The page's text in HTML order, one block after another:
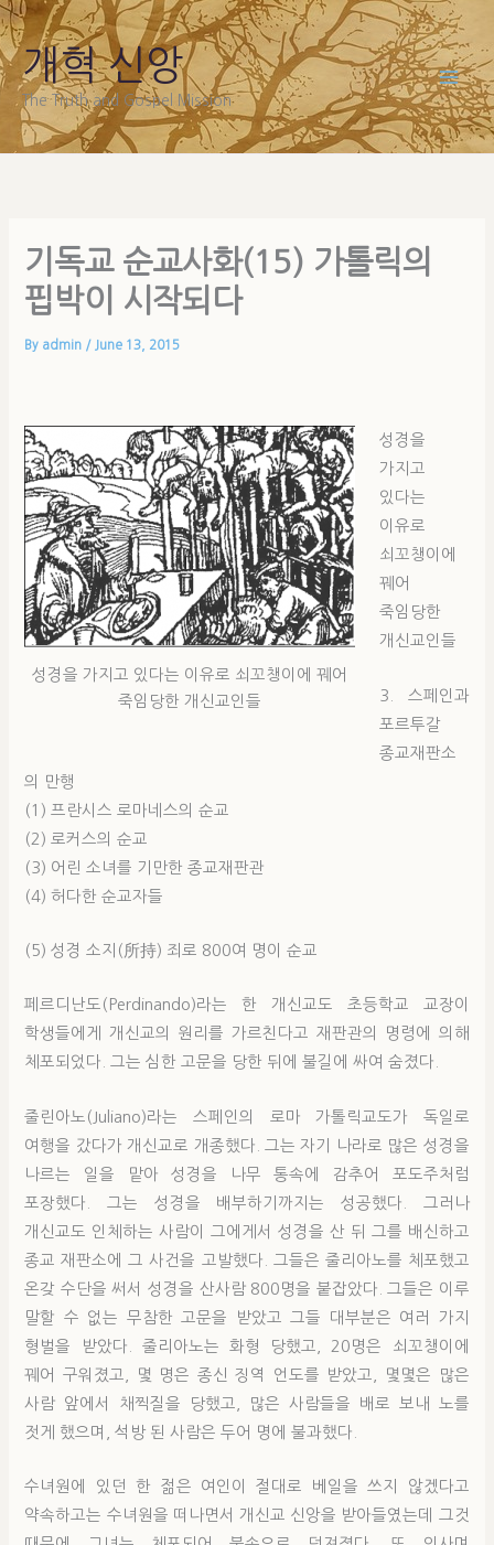
Skip
to
content
개혁 신앙
The Truth and Gospel Mission
기독교 순교사화(15) 가톨릭의
핍박이 시작되다
By admin / June 13, 2015
성경을 가지고 있다는 이유로 쇠꼬챙이에 꿰어
죽임당한 개신교인들
성경을
가지고
있다는
이유로
쇠꼬챙이에
꿰어
죽임당한
개신교인들
3. 스페인과
포르투갈
종교재판소
의 만행
(1) 프란시스 로마네스의 순교
(2) 로커스의 순교
(3) 어린 소녀를 기만한 종교재판관
(4) 허다한 순교자들
(5) 성경 소지(所持) 죄로 800여 명이 순교
페르디난도(Perdinando)라는 한 개신교도 초등학교 교장이
학생들에게 개신교의 원리를 가르친다고 재판관의 명령에 의해
체포되었다. 그는 심한 고문을 당한 뒤에 불길에 싸여 숨졌다.
줄린아노(Juliano)라는 스페인의 로마 가톨릭교도가 독일로
여행을 갔다가 개신교로 개종했다. 그는 자기 나라로 많은 성경을
나르는 일을 맡아 성경을 나무 통속에 감추어 포도주처럼
포장했다. 그는 성경을 배부하기까지는 성공했다. 그러나
개신교도 인체하는 사람이 그에게서 성경을 산 뒤 그를 배신하고
종교 재판소에 그 사건을 고발했다. 그들은 줄리아노를 체포했고
온갖 수단을 써서 성경을 산사람 800명을 붙잡았다. 그들은 이루
말할 수 없는 무참한 고문을 받았고 그들 대부분은 여러 가지
형벌을 받았다. 줄리아노는 화형 당했고, 20명은 쇠꼬챙이에
꿰어 구워졌고, 몇 명은 종신 징역 언도를 받았고, 몇몇은 많은
사람 앞에서 채찍질을 당했고, 많은 사람들을 배로 보내 노를
젓게 했으며, 석방 된 사람은 두어 명에 불과했다.
수녀원에 있던 한 젊은 여인이 절대로 베일을 쓰지 않겠다고
약속하고는 수녀원을 떠나면서 개신교 신앙을 받아들였는데 그것